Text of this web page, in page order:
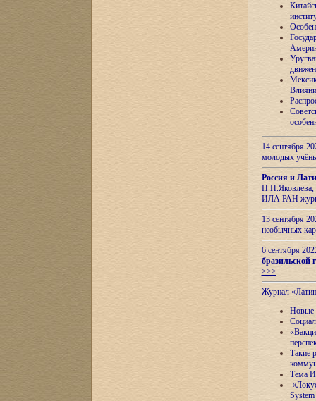
14 сентября
молодых
Россия и
П.П.Яковлева,
ИЛА РАН
13 сентября
необычных
6 сентября
бразильской
>>>
Журнал
Новые
Такие
Тема